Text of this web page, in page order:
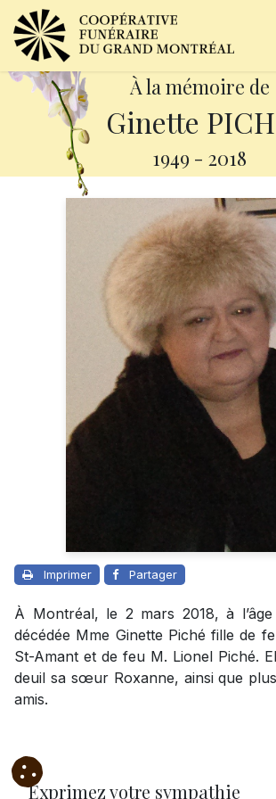
À la mémoire de
Ginette
1949 - 2018
Imprimer Partager
À Montréal, le 2 mars 2018, à
décédée Mme Ginette Piché fille de
St-Amant et de feu M. Lionel Piché.
deuil sa sœur Roxanne, ainsi que
amis.
Exprimez votre sympathie